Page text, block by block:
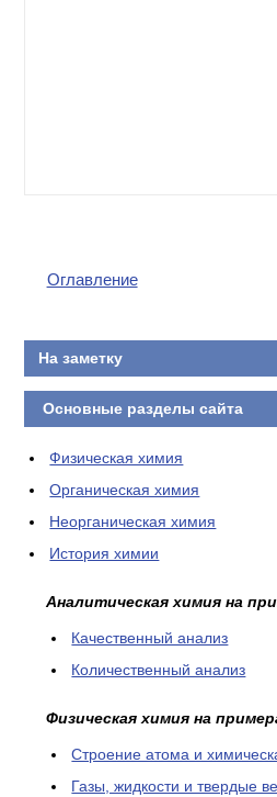
Оглавление
На заметку
Основные разделы сайта
Физическая химия
Органическая химия
Неорганическая химия
История химии
Аналитическая химия на
Качественный анализ
Количественный анализ
Физическая химия на
Cтроение атома и
Газы, жидкости и твердые